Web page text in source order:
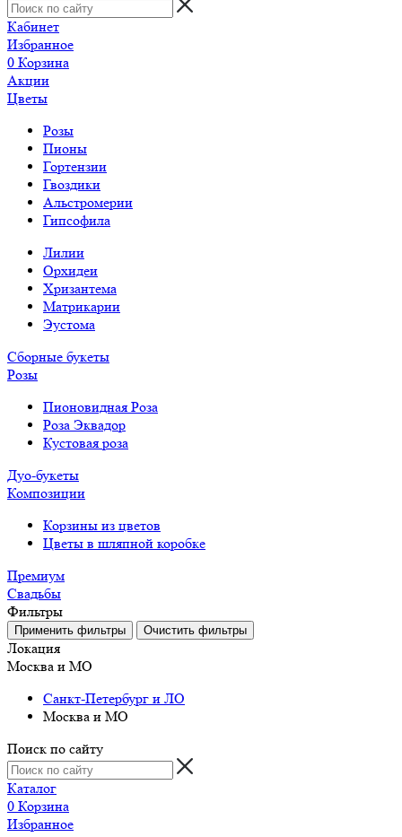
Кабинет
Избранное
0 Корзина
Акции
Цветы
Розы
Пионы
Гортензии
Гвоздики
Альстромерии
Гипсофила
Лилии
Орхидеи
Хризантема
Матрикарии
Эустома
Сборные букеты
Розы
Пионовидная Роза
Роза Эквадор
Кустовая роза
Дуо-букеты
Композиции
Корзины из цветов
Цветы в шляпной коробке
Премиум
Свадьбы
Фильтры
Локация
Москва и МО
Санкт-Петербург и ЛО
Москва и МО
Поиск по сайту
Каталог
0 Корзина
Избранное